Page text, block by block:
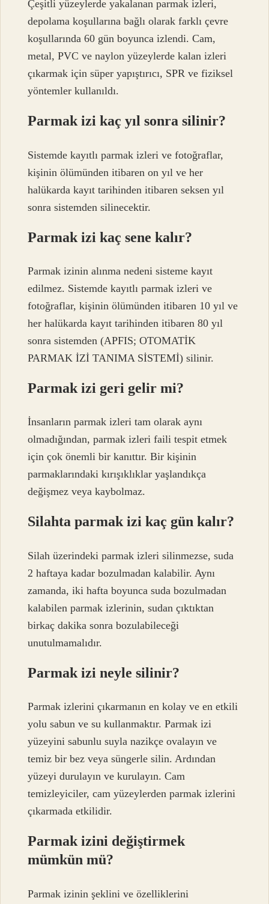
Çeşitli yüzeylerde yakalanan parmak izleri,
depolama koşullarına bağlı olarak farklı çevre
koşullarında 60 gün boyunca izlendi. Cam,
metal, PVC ve naylon yüzeylerde kalan izleri
çıkarmak için süper yapıştırıcı, SPR ve fiziksel
yöntemler kullanıldı.
Parmak izi kaç yıl sonra silinir?
Sistemde kayıtlı parmak izleri ve fotoğraflar,
kişinin ölümünden itibaren on yıl ve her
halükarda kayıt tarihinden itibaren seksen yıl
sonra sistemden silinecektir.
Parmak izi kaç sene kalır?
Parmak izinin alınma nedeni sisteme kayıt
edilmez. Sistemde kayıtlı parmak izleri ve
fotoğraflar, kişinin ölümünden itibaren 10 yıl ve
her halükarda kayıt tarihinden itibaren 80 yıl
sonra sistemden (APFIS; OTOMATİK
PARMAK İZİ TANIMA SİSTEMİ) silinir.
Parmak izi geri gelir mi?
İnsanların parmak izleri tam olarak aynı
olmadığından, parmak izleri faili tespit etmek
için çok önemli bir kanıttır. Bir kişinin
parmaklarındaki kırışıklıklar yaşlandıkça
değişmez veya kaybolmaz.
Silahta parmak izi kaç gün kalır?
Silah üzerindeki parmak izleri silinmezse, suda
2 haftaya kadar bozulmadan kalabilir. Aynı
zamanda, iki hafta boyunca suda bozulmadan
kalabilen parmak izlerinin, sudan çıktıktan
birkaç dakika sonra bozulabileceği
unutulmamalıdır.
Parmak izi neyle silinir?
Parmak izlerini çıkarmanın en kolay ve en etkili
yolu sabun ve su kullanmaktır. Parmak izi
yüzeyini sabunlu suyla nazikçe ovalayın ve
temiz bir bez veya süngerle silin. Ardından
yüzeyi durulayın ve kurulayın. Cam
temizleyiciler, cam yüzeylerden parmak izlerini
çıkarmada etkilidir.
Parmak izini değiştirmek
mümkün mü?
Parmak izinin şeklini ve özelliklerini